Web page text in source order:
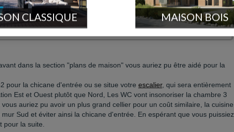
dans la section "plans de maison" vous auriez pu être aidé pour la
pour la chicane d'entrée ou se situe votre escalier, qui sera entièrement
Est et Ouest plutôt que Nord, Les WC vont insonoriser la chambre 3
auriez pu avoir un plus grand cellier pour un coût similaire, la cuisine
Sud et éviter ainsi la chicane d'entrée. En espérant que vous puissiez
la suite.
CLASSIQUE MAISON BOIS